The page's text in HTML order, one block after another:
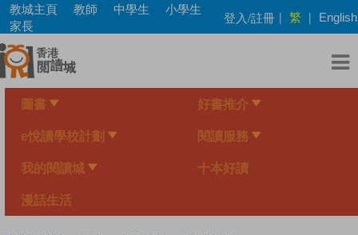
Skip
main
content
教城主頁 教師 中學生
小學生
家長
登入/註冊 | 繁 | English
圖書 好書推介
e悅讀學校計劃 閱讀服務
我的閱讀城 十本好讀
漫話生活